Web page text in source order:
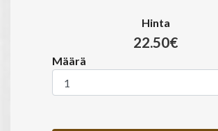
Hinta
22.50€
Määrä